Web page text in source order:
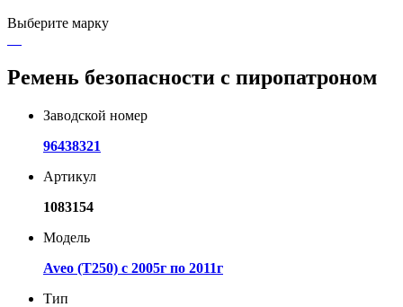
Выберите марку
Ремень безопасности с пиропатроном
Заводской номер
96438321
Артикул
1083154
Модель
Aveo (T250) с 2005г по 2011г
Тип